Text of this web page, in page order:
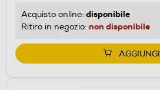
Acquisto online: disponibile
Ritiro in negozio: non disponibile
AGGIUNGI